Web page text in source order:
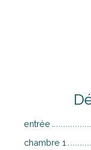
entrée
chambre 1